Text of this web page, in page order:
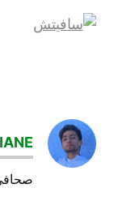
سافيتش
كرة_القدم